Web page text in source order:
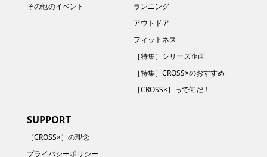
その他のイベント
ランニング
アウトドア
フィットネス
［特集］シリーズ企画
［特集］CROSS×のおすすめ
［CROSS×］って何だ！
SUPPORT
［CROSS×］の理念
プライバシーポリシー